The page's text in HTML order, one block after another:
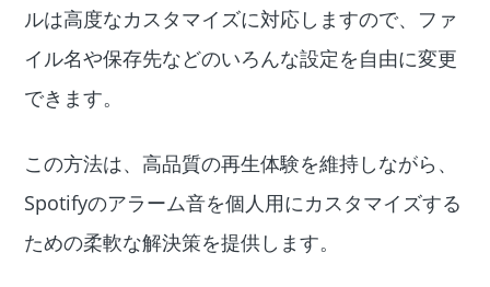
ルは高度なカスタマイズに対応しますので、ファ
イル名や保存先などのいろんな設定を自由に変更
できます。
この方法は、高品質の再生体験を維持しながら、
Spotifyのアラーム音を個人用にカスタマイズする
ための柔軟な解決策を提供します。